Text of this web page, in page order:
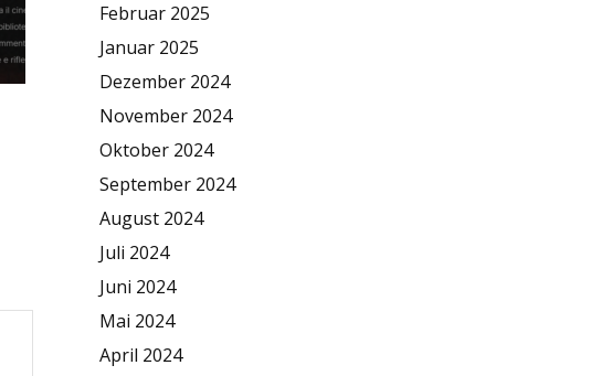
Februar 2025
Januar 2025
Dezember 2024
November 2024
Oktober 2024
September 2024
August 2024
Juli 2024
Juni 2024
Mai 2024
April 2024